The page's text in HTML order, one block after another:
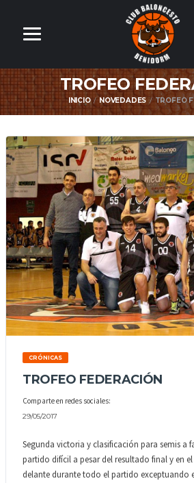
TROFEO
INICIO NOVEDADES TROFEO
CRÓNICAS
TROFEO FEDERACIÓN
Comparte en redes sociales:
29/05/2017
Segunda victoria y clasificación para semis a
partido difícil a pesar del resultado final y en
delante durante todo el partido exceptuando